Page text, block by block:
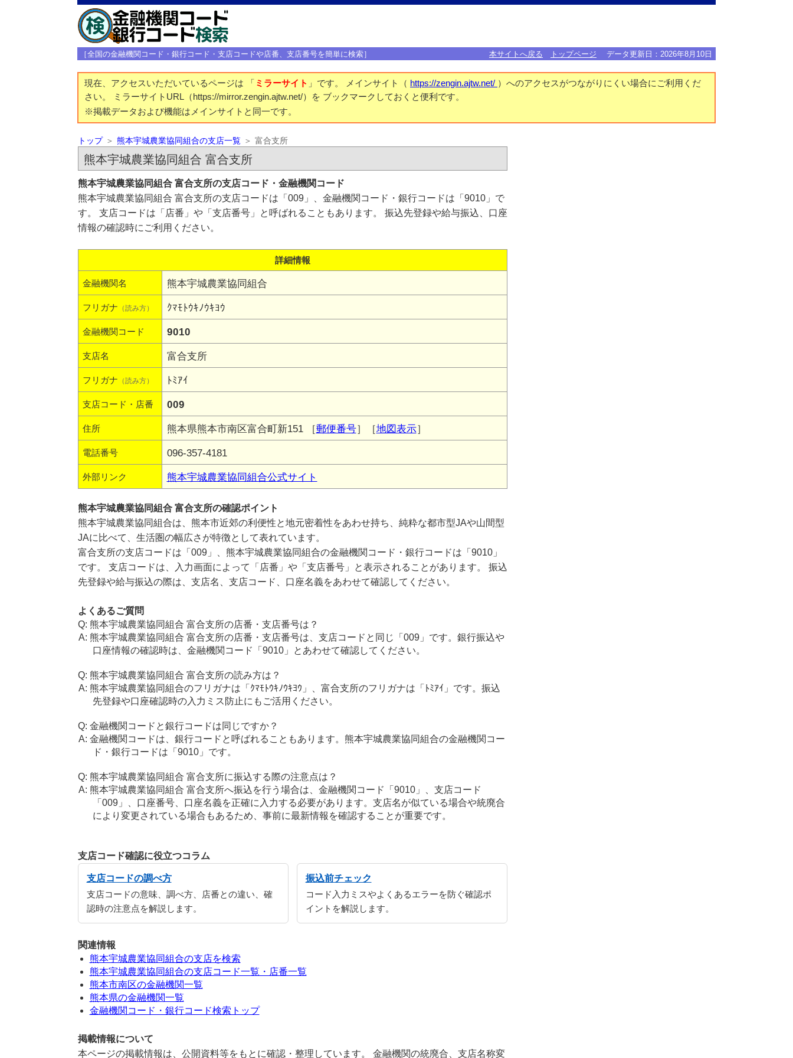
［全国の金融機関コード・銀行コード・支店コードや店番、支店番号を簡単に検索］ 本サイトへ戻る トップページ データ更新日： 2026年8月10日
現在、アクセスいただいているページは 「 ミラーサイト 」です。 メインサイト（ https://zengin.ajtw.net/ ）へのアクセスがつながりにくい場合にご利用くだ
さい。 ミラーサイトURL（https://mirror.zengin.ajtw.net/）を ブックマークしておくと便利です。
※掲載データおよび機能はメインサイトと同一です。
トップ 熊本宇城農業協同組合の支店一覧 富合支所
熊本宇城農業協同組合 富合支所
熊本宇城農業協同組合 富合支所の支店コード・金融機関コード
熊本宇城農業協同組合 富合支所の支店コードは「009」、金融機関コード・銀行コードは「9010」で
す。 支店コードは「店番」や「支店番号」と呼ばれることもあります。 振込先登録や給与振込、口座
情報の確認時にご利用ください。
詳細情報
金融機関名 熊本宇城農業協同組合
フリガナ （読み方） ｸﾏﾓﾄｳｷﾉｳｷﾖｳ
金融機関コード 9010
支店名 富合支所
フリガナ （読み方） ﾄﾐｱｲ
支店コード・店番 009
住所 熊本県熊本市南区富合町新151 ［郵便番号］［地図表示］
電話番号 096-357-4181
外部リンク 熊本宇城農業協同組合公式サイト
熊本宇城農業協同組合 富合支所の確認ポイント
熊本宇城農業協同組合は、熊本市近郊の利便性と地元密着性をあわせ持ち、純粋な都市型JAや山間型
JAに比べて、生活圏の幅広さが特徴として表れています。
富合支所の支店コードは「009」、熊本宇城農業協同組合の金融機関コード・銀行コードは「9010」
です。 支店コードは、入力画面によって「店番」や「支店番号」と表示されることがあります。 振込
先登録や給与振込の際は、支店名、支店コード、口座名義をあわせて確認してください。
よくあるご質問
熊本宇城農業協同組合 富合支所の店番・支店番号は？
熊本宇城農業協同組合 富合支所の店番・支店番号は、支店コードと同じ「009」です。銀行振込や
口座情報の確認時は、金融機関コード「9010」とあわせて確認してください。
熊本宇城農業協同組合 富合支所の読み方は？
熊本宇城農業協同組合のフリガナは「ｸﾏﾓﾄｳｷﾉｳｷﾖｳ」、富合支所のフリガナは「ﾄﾐｱｲ」です。振込
先登録や口座確認時の入力ミス防止にもご活用ください。
金融機関コードと銀行コードは同じですか？
金融機関コードは、銀行コードと呼ばれることもあります。熊本宇城農業協同組合の金融機関コー
ド・銀行コードは「9010」です。
熊本宇城農業協同組合 富合支所に振込する際の注意点は？
熊本宇城農業協同組合 富合支所へ振込を行う場合は、金融機関コード「9010」、支店コード
「009」、口座番号、口座名義を正確に入力する必要があります。支店名が似ている場合や統廃合
により変更されている場合もあるため、事前に最新情報を確認することが重要です。
支店コード確認に役立つコラム
支店コードの調べ方
支店コードの意味、調べ方、店番との違い、確
認時の注意点を解説します。
振込前チェック
コード入力ミスやよくあるエラーを防ぐ確認ポ
イントを解説します。
関連情報
熊本宇城農業協同組合の支店を検索
熊本宇城農業協同組合の支店コード一覧・店番一覧
熊本市南区の金融機関一覧
熊本県の金融機関一覧
金融機関コード・銀行コード検索トップ
掲載情報について
本ページの掲載情報は、公開資料等をもとに確認・整理しています。 金融機関の統廃合、支店名称変